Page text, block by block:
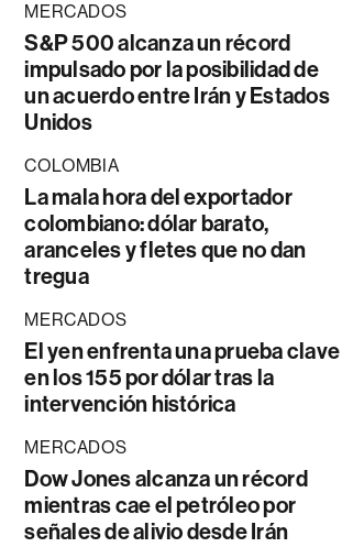
MERCADOS
S&P 500 alcanza un récord
impulsado por la posibilidad de
un acuerdo entre Irán y Estados
Unidos
COLOMBIA
La mala hora del exportador
colombiano: dólar barato,
aranceles y fletes que no dan
tregua
MERCADOS
El yen enfrenta una prueba clave
en los 155 por dólar tras la
intervención histórica
MERCADOS
Dow Jones alcanza un récord
mientras cae el petróleo por
señales de alivio desde Irán